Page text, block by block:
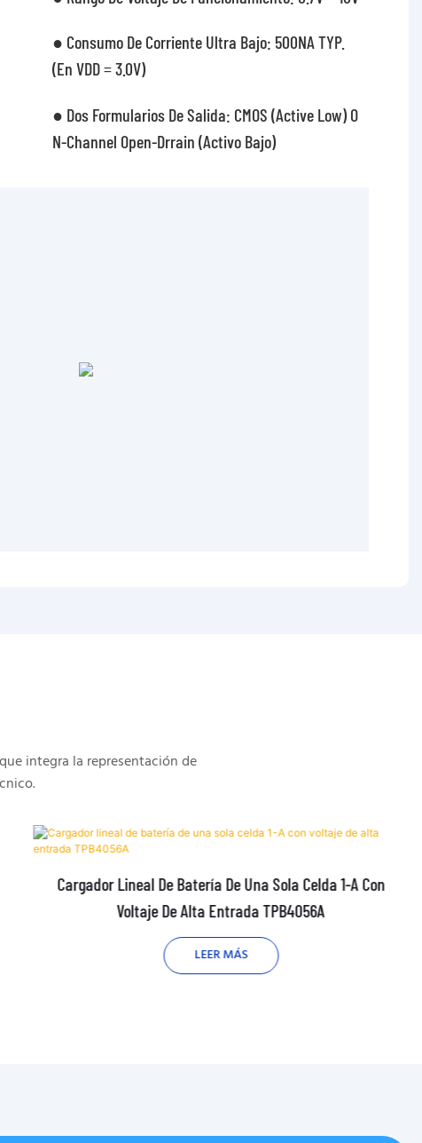
● Consumo De Corriente Ultra Bajo: 500NA TYP.
(en VDD = 3.0V)
● Dos Formularios De Salida: CMOS (Active Low) O
N-Channel Open-Drrain (activo Bajo)
integra la representación de
Cargador Lineal De Batería De Una Sola Celda 1-A Con
Voltaje De Alta Entrada TPB4056A
LEER MÁS